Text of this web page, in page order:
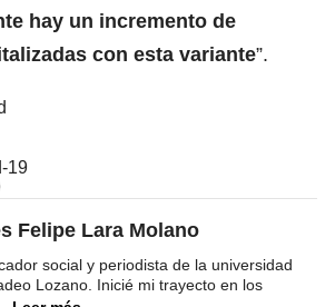
hay un incremento de
con esta variante”.
19
Felipe Lara Molano
social y periodista de la universidad
Lozano. Inicié mi trayecto en los